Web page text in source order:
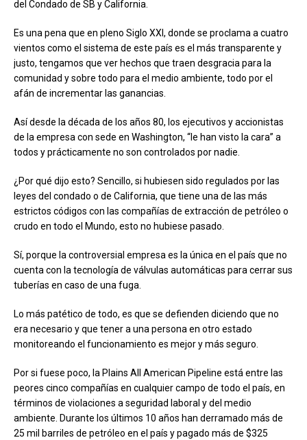
del Condado de SB y California.
Es una pena que en pleno Siglo XXI, donde se proclama a cuatro
vientos como el sistema de este país es el más transparente y
justo, tengamos que ver hechos que traen desgracia para la
comunidad y sobre todo para el medio ambiente, todo por el
afán de incrementar las ganancias.
Así desde la década de los años 80, los ejecutivos y accionistas
de la empresa con sede en Washington, “le han visto la cara” a
todos y prácticamente no son controlados por nadie.
¿Por qué dijo esto? Sencillo, si hubiesen sido regulados por las
leyes del condado o de California, que tiene una de las más
estrictos códigos con las compañías de extracción de petróleo o
crudo en todo el Mundo, esto no hubiese pasado.
Sí, porque la controversial empresa es la única en el país que no
cuenta con la tecnología de válvulas automáticas para cerrar sus
tuberías en caso de una fuga.
Lo más patético de todo, es que se defienden diciendo que no
era necesario y que tener a una persona en otro estado
monitoreando el funcionamiento es mejor y más seguro.
Por si fuese poco, la Plains All American Pipeline está entre las
peores cinco compañías en cualquier campo de todo el país, en
términos de violaciones a seguridad laboral y del medio
ambiente. Durante los últimos 10 años han derramado más de
25 mil barriles de petróleo en el país y pagado más de $325